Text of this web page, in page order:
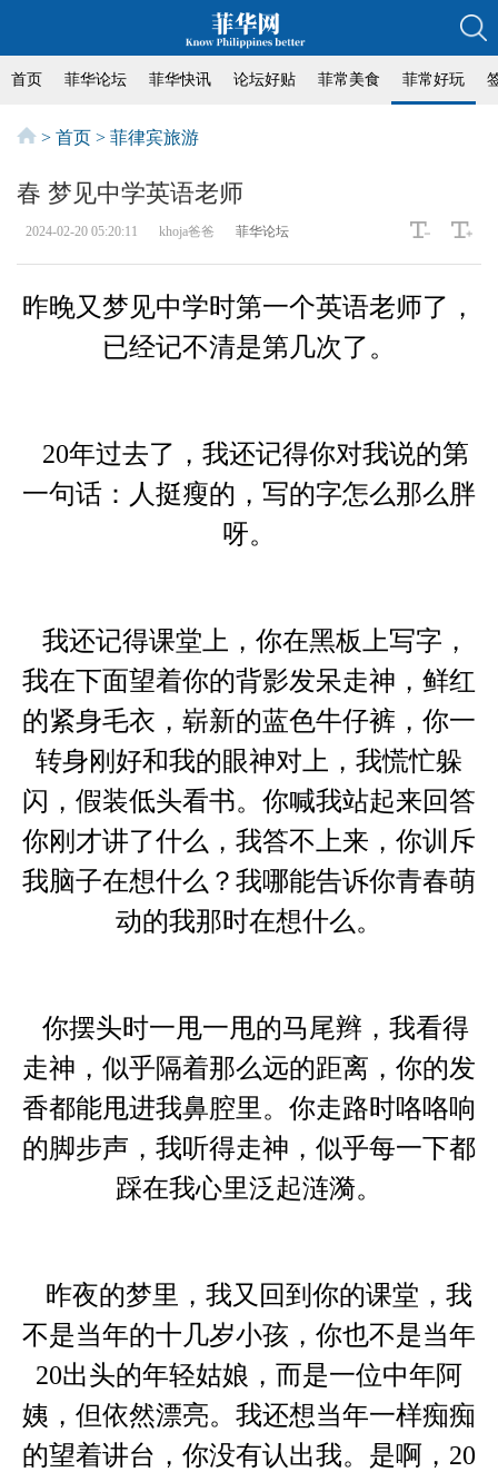
首页 菲华论坛 菲华快讯 论坛好贴 菲常美食 菲常好玩
> 首页 > 菲律宾旅游
春 梦见中学英语老师
2024-02-20 05:20:11 khoja爸爸 菲华论坛
昨晚又梦见中学时第一个英语老师了，
已经记不清是第几次了。
20年过去了，我还记得你对我说的第
一句话：人挺瘦的，写的字怎么那么胖
呀。
我还记得课堂上，你在黑板上写字，
我在下面望着你的背影发呆走神，鲜红
的紧身毛衣，崭新的蓝色牛仔裤，你一
转身刚好和我的眼神对上，我慌忙躲
闪，假装低头看书。你喊我站起来回答
你刚才讲了什么，我答不上来，你训斥
我脑子在想什么？我哪能告诉你青春萌
动的我那时在想什么。
你摆头时一甩一甩的马尾辫，我看得
走神，似乎隔着那么远的距离，你的发
香都能甩进我鼻腔里。你走路时咯咯响
的脚步声，我听得走神，似乎每一下都
踩在我心里泛起涟漪。
昨夜的梦里，我又回到你的课堂，我
不是当年的十几岁小孩，你也不是当年
20出头的年轻姑娘，而是一位中年阿
姨，但依然漂亮。我还想当年一样痴痴
的望着讲台，你没有认出我。是啊，20